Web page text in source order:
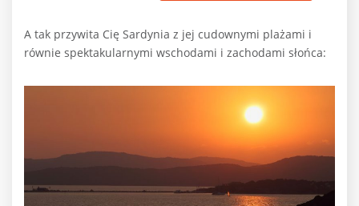
A tak przywita Cię Sardynia z jej cudownymi plażami i
równie spektakularnymi wschodami i zachodami słońca: